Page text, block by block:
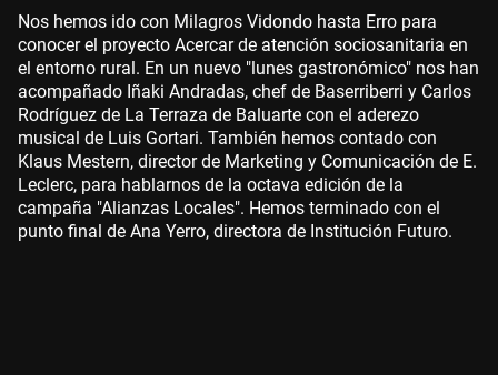
Nos hemos ido con Milagros Vidondo hasta Erro para
conocer el proyecto Acercar de atención sociosanitaria en
el entorno rural. En un nuevo "lunes gastronómico" nos han
acompañado Iñaki Andradas, chef de Baserriberri y Carlos
Rodríguez de La Terraza de Baluarte con el aderezo
musical de Luis Gortari. También hemos contado con
Klaus Mestern, director de Marketing y Comunicación de E.
Leclerc, para hablarnos de la octava edición de la
campaña "Alianzas Locales". Hemos terminado con el
punto final de Ana Yerro, directora de Institución Futuro.